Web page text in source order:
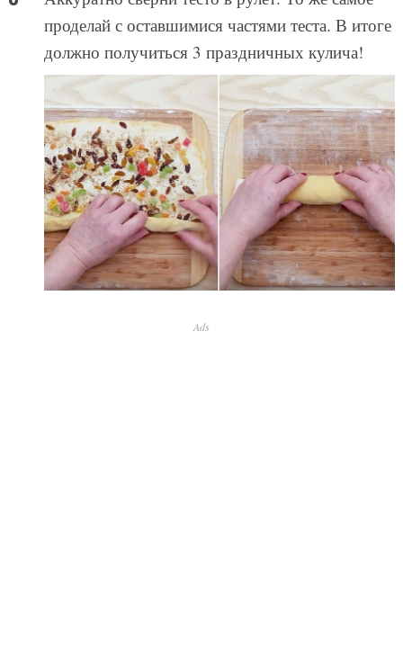
проделай с оставшимися частями теста. В итоге
должно получиться 3 праздничных кулича!
Ads